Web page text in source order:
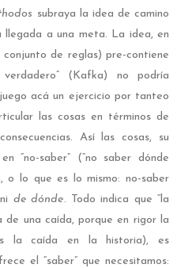
subraya la idea de camino
llegada a una meta. La idea, en
de reglas) pre-contiene
(Kafka) no podría
acá un ejercicio por tanteo
las cosas en términos de
Así las cosas, su
“no-saber” (“no saber dónde
o lo que es lo mismo: no-saber
de dónde. Todo indica que “la
de una caída, porque en rigor la
la caída en la historia), es
el “saber” que necesitamos: